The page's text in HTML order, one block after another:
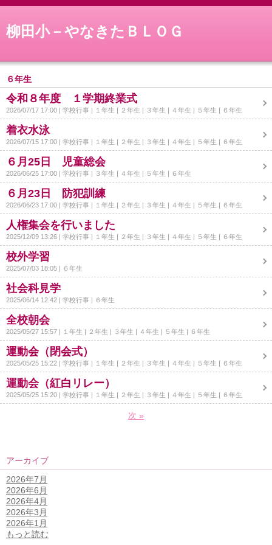
柳田小－やなきたＢＬＯＧ
６年生
令和８年度 １学期終業式
2026/07/17 17:00 学校行事 １年生 ２年生 ３年生 ４年生 ５年生 ６年生
着衣水泳
2026/07/15 17:00 学校行事 １年生 ２年生 ３年生 ４年生 ５年生 ６年生
６月25日 児童総会
2026/06/25 17:00 学校行事 ３年生 ４年生 ５年生 ６年生
６月23日 防犯訓練
2026/06/23 17:00 学校行事 １年生 ２年生 ３年生 ４年生 ５年生 ６年生
人権集会を行いました
2025/12/09 13:26 学校行事 １年生 ２年生 ３年生 ４年生 ５年生 ６年生
校外学習
2025/07/03 18:05 ６年生
社会科見学
2025/06/14 12:42 学校行事 ６年生
全校朝会
2025/05/27 15:57 １年生 ２年生 ３年生 ４年生 ５年生 ６年生
運動会（閉会式）
2025/05/25 15:22 学校行事 １年生 ２年生 ３年生 ４年生 ５年生 ６年生
運動会（紅白リレー）
2025/05/25 15:20 学校行事 １年生 ２年生 ３年生 ４年生 ５年生 ６年生
次 »
アーカイブ
2026年7月
2026年6月
2026年4月
2026年3月
2026年1月
もっと読む